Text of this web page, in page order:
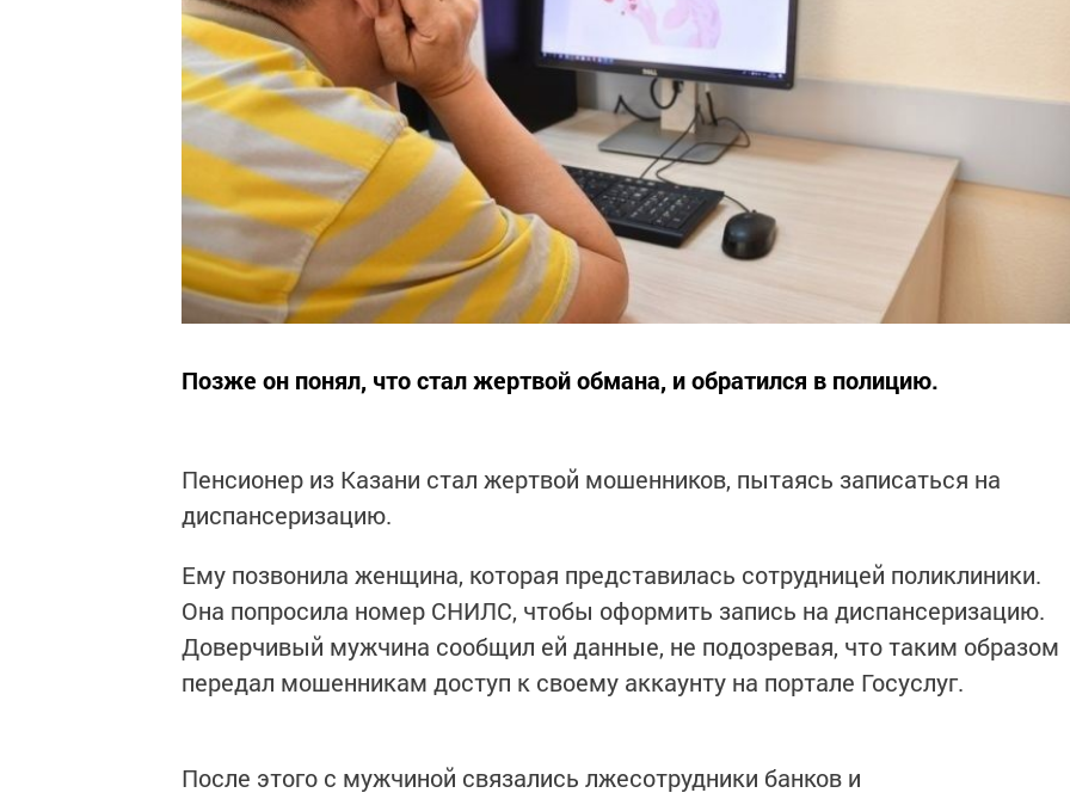
Позже он понял, что стал жертвой обмана, и обратился в полицию.
Пенсионер из Казани стал жертвой мошенников, пытаясь записаться на
диспансеризацию.
Ему позвонила женщина, которая представилась сотрудницей поликлиники.
Она попросила номер СНИЛС, чтобы оформить запись на диспансеризацию.
Доверчивый мужчина сообщил ей данные, не подозревая, что таким образом
передал мошенникам доступ к своему аккаунту на портале Госуслуг.
После этого с мужчиной связались лжесотрудники банков и